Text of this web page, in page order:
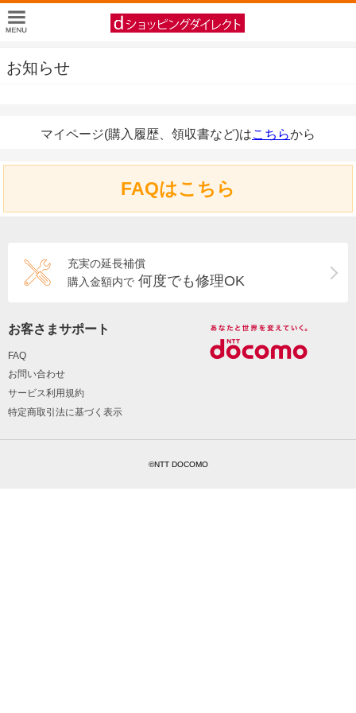
お知らせ
マイページ(購入履歴、領収書など)はこちらから
FAQはこちら
充実の延長補償
購入金額内で 何度でも修理OK
お客さまサポート
FAQ
お問い合わせ
サービス利用規約
特定商取引法に基づく表示
©NTT DOCOMO